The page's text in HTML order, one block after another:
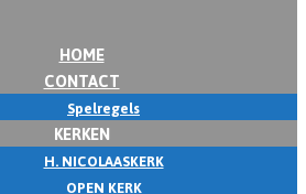
HOME
CONTACT
Spelregels
KERKEN
H. NICOLAASKERK
OPEN KERK